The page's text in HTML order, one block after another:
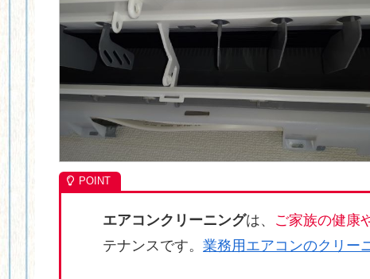
エアコンクリーニングは、 ご家族の健康
テナンスです。 業務用エアコンのクリー